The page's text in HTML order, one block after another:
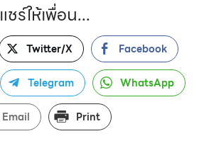
แชร์ให้เพื่อน...
Twitter/X Facebook
Telegram WhatsApp
Email Print